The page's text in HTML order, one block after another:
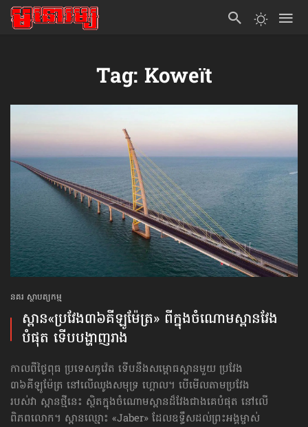
Tag: Koweït
នគរ ស្ថាបត្យកម្ម
ស្ពាន​«ប្រវែង​៣៦គីឡូម៉ែត្រ» ពីក្នុង​ចំណោម​ស្ពានវែង​
បំផុត ទើប​​បង្ហាញរាង
កាលពីថ្ងៃពុធ ប្រទេសកូវ៉េត ទើបនឹងសម្ពោធស្ពានមួយ ប្រវែង​
៣៦គីឡូម៉ែត្រ នៅលើ​ឈូងសមុទ្រ ហ្គោល។ បើមើលតាមប្រវែង
របស់វា ស្ពានថ្មីនេះ ស្ថិតក្នុងចំណោមស្ពានដ៏វែងជាងគេបំផុត នៅលើ
ពិភពលោក។ ស្ពានឈ្មោះ «Jaber» ដែលឧទ្ធឹសដល់ព្រះអង្គម្ចាស់